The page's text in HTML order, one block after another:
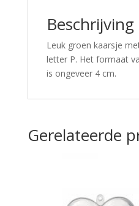
Beschrijving
Leuk groen kaarsje
letter P. Het formaat
is ongeveer 4 cm.
Gerelateerde